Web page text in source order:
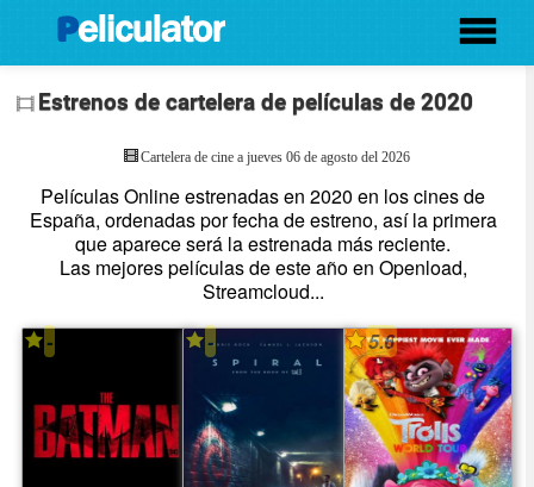
Estrenos de cartelera de películas de 2020
Cartelera de cine a jueves 06 de agosto del 2026
Películas Online estrenadas en 2020 en los cines de
España, ordenadas por fecha de estreno, así la primera
que aparece será la estrenada más reciente.
Las mejores películas de este año en Openload,
Streamcloud...
-
- 5.6